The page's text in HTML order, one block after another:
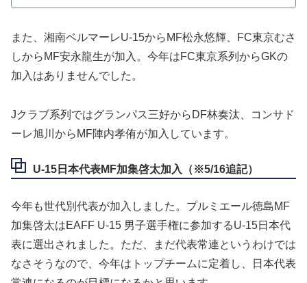
また、湘南ベルマーレU-15からMF松永悠輝、FC東京むさ
しからMF安永龍生が加入。今年はFC東京系列からGKの
加入はありませんでした。
Jクラブ系列ではグランパス三好からDF林奏汰、コンサド
ーレ旭川からMF陣内孝侑が加入しています。
U-15日本代表MF加集啓太加入（※5/16追記）
今年も世代別代表が加入しました。プルミエール徳島MF
加集啓太はEAFF U-15 男子選手権に参加するU-15日本代
表に選出されました。ただ、まだ代表常連というわけでは
なさそうなので、今年はトップチームに定着し、日本代表